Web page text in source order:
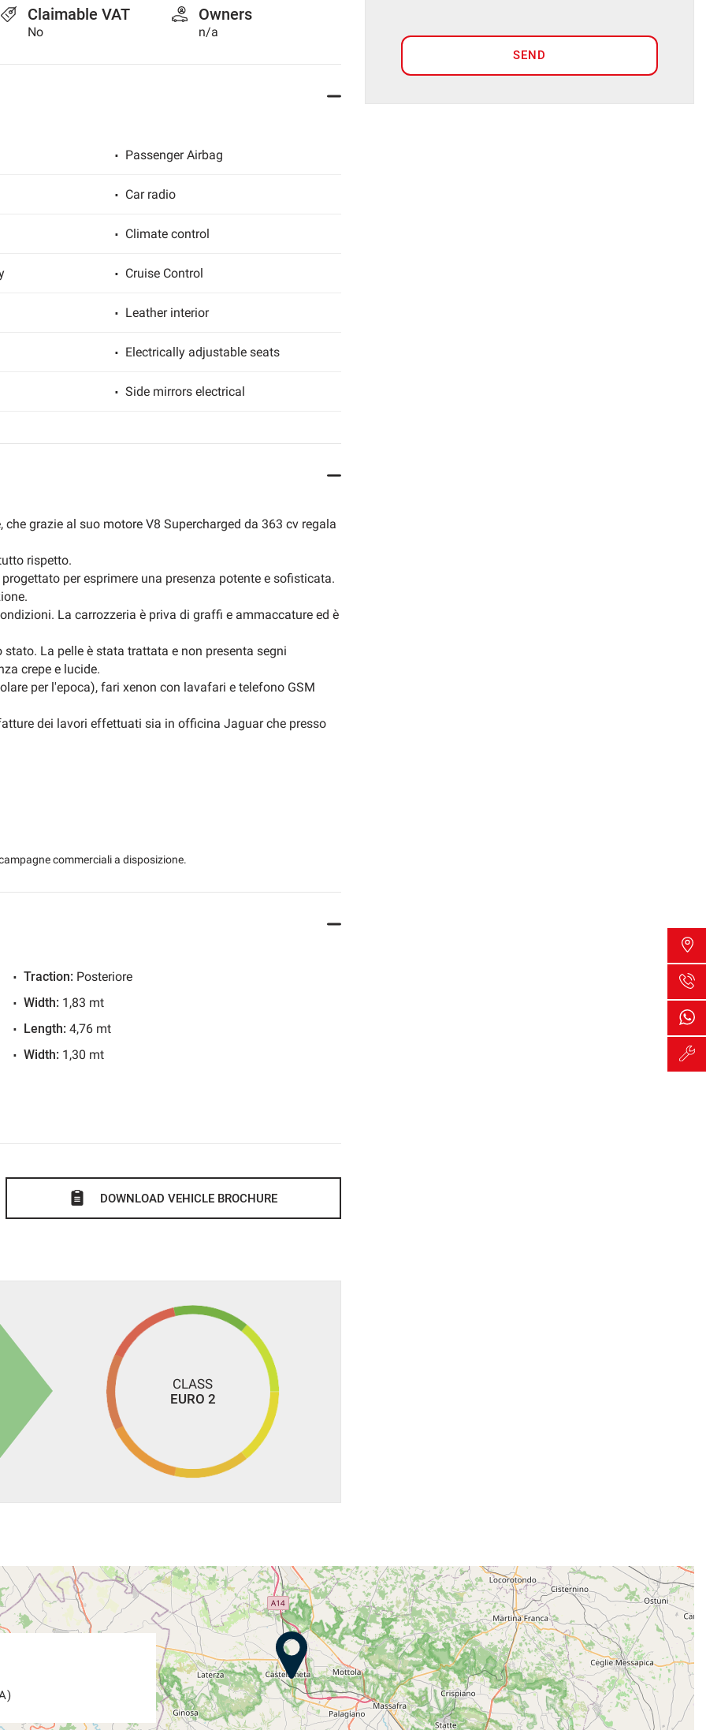
Claimable VAT
No
Owners
n/a
Passenger Airbag
Car radio
Climate control
Cruise Control
Leather interior
Electrically adjustable seats
Side mirrors electrical
grazie al suo motore V8 Supercharged da 363 cv regala
rispetto.
per esprimere una presenza potente e sofisticata.
La carrozzeria è priva di graffi e ammaccature ed è
La pelle è stata trattata e non presenta segni
crepe e lucide.
per l'epoca), fari xenon con lavafari e telefono GSM
dei lavori effettuati sia in officina Jaguar che presso
ai nostri clienti!!
per venire incontro alle vostre esigenze;
ottenere l'agevolazione dell'IVA al 4% a portatori di
in un'ora;
e con documenti già intestati all'acquirente!!
o Aeroporto più vicino.
AUTO!!
per fornirvi ulteriori informazioni e chiarimenti, e per
commerciali a disposizione.
Traction: Posteriore
Width: 1,83 mt
Length: 4,76 mt
Width: 1,30 mt
DOWNLOAD VEHICLE BROCHURE
CLASS
EURO 2
SEND